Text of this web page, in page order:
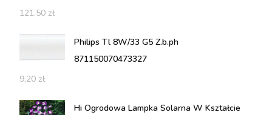
121,50 zł
Philips Tl 8W/33 G5 Z.b.ph
871150070473327
9,20 zł
Hi Ogrodowa Lampka Solarna W Kształcie